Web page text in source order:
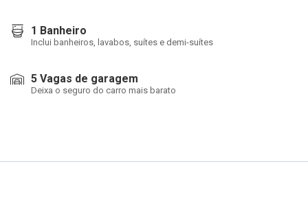
1 Banheiro
Inclui banheiros, lavabos, suítes e demi-suítes
5 Vagas de garagem
Deixa o seguro do carro mais barato